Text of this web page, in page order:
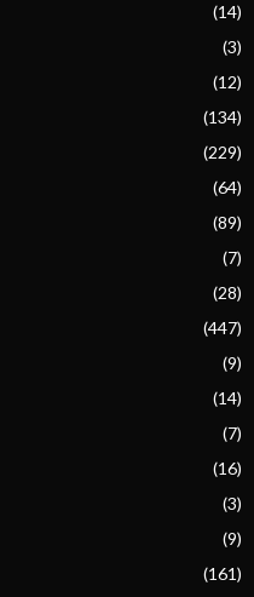
(14)
(3)
(12)
(134)
(229)
(64)
(89)
(7)
(28)
(447)
(9)
(14)
(7)
(16)
(3)
(9)
(161)